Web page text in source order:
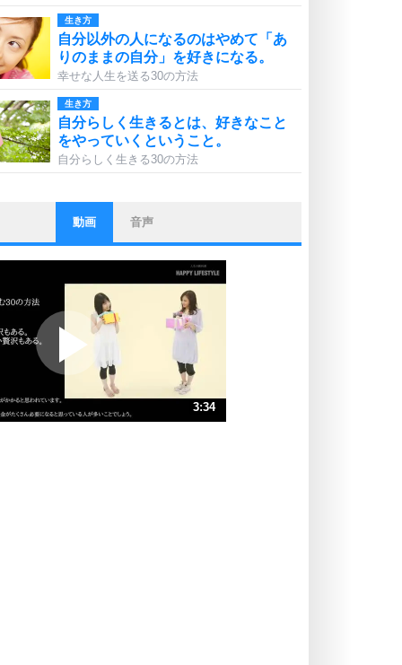
生き方
自分以外の人になるのはやめて「あ
りのままの自分」を好きになる。
幸せな人生を送る30の方法
生き方
自分らしく生きるとは、好きなこと
をやっていくということ。
自分らしく生きる30の方法
ストレス対策
他人と比べない。
いっそのこと、他人を見ない。
いらいらしない人になる30の方法
プラス思考
ポジティブになれない原因は、行動
しないから。
ポジティブ思考になる30の方法
ストレス対策
人生、なんとかなるもの。
動画 音声
3:34